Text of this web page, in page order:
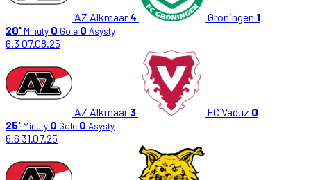
AZ Alkmaar 4 Groningen 1
20' Minuty 0 Gole 0 Asysty
6.3 07.08.25
AZ Alkmaar 3 FC Vaduz 0
25' Minuty 0 Gole 0 Asysty
6.6 31.07.25